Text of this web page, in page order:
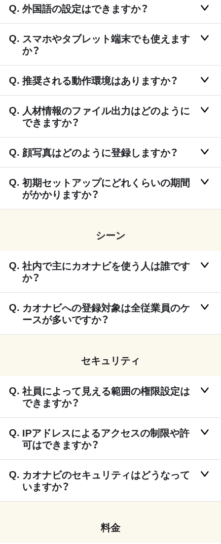
外国語の設定はできますか？
スマホやタブレット端末でも使えます
か？
推奨される動作環境はありますか？
人材情報のファイル出力はどのように
できますか？
顔写真はどのように登録しますか？
初期セットアップにどれくらいの期間
がかかりますか？
シーン
社内で主にカオナビを使う人は誰です
か？
カオナビへの登録対象は全従業員のケ
ースが多いですか？
セキュリティ
社員によって見える範囲の権限設定は
できますか？
IPアドレスによるアクセスの制限や許
可はできますか？
カオナビのセキュリティはどうなって
いますか？
料金